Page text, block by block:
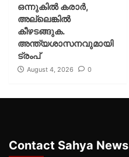
ഒന്നുകില്‍ കരാര്‍,
അല്ലെങ്കില്‍
കീഴടങ്ങുക.
അന്ത്യശാസനവുമായി
ട്രംപ്
August 4, 2026 0
Contact Sahya News